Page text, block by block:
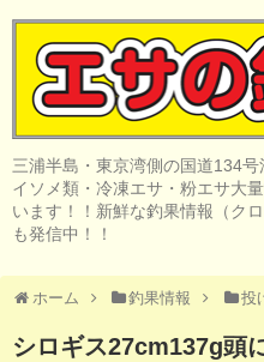
三浦半島・東京湾側の国道134
イソメ類・冷凍エサ・粉エサ大
います！！新鮮な釣果情報（ク
も発信中！！
ホーム 釣果情報 投
シロギス27cm137g頭
H O M E
取 扱 商 品
釣 果 情 報